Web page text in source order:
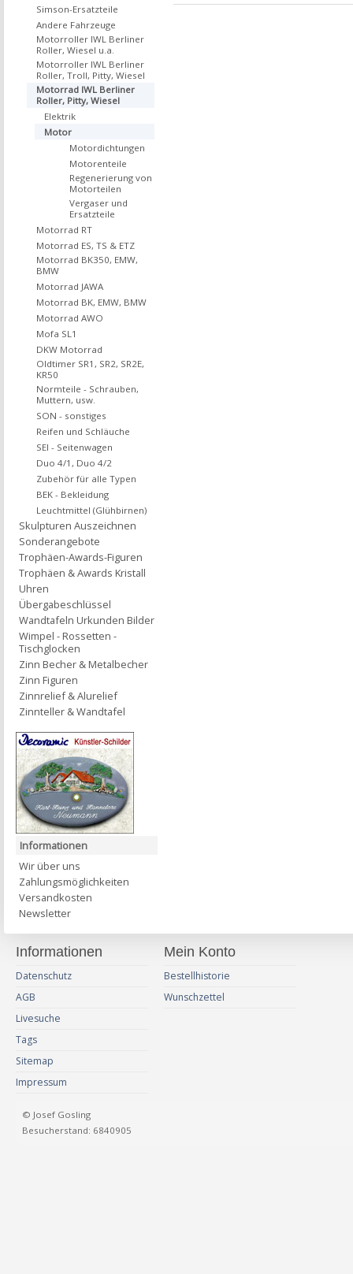
Simson-Ersatzteile
Andere Fahrzeuge
Motorroller IWL Berliner
Roller, Wiesel u.a.
Motorroller IWL Berliner
Roller, Troll, Pitty, Wiesel
Motorrad IWL Berliner
Roller, Pitty, Wiesel
Elektrik
Motor
Motordichtungen
Motorenteile
Regenerierung von
Motorteilen
Vergaser und
Ersatzteile
Motorrad RT
Motorrad ES, TS & ETZ
Motorrad BK350, EMW,
BMW
Motorrad JAWA
Motorrad BK, EMW, BMW
Motorrad AWO
Mofa SL1
DKW Motorrad
Oldtimer SR1, SR2, SR2E,
KR50
Normteile - Schrauben,
Muttern, usw.
SON - sonstiges
Reifen und Schläuche
SEI - Seitenwagen
Duo 4/1, Duo 4/2
Zubehör für alle Typen
BEK - Bekleidung
Leuchtmittel (Glühbirnen)
Skulpturen Auszeichnen
Sonderangebote
Trophäen-Awards-Figuren
Trophäen & Awards Kristall
Uhren
Übergabeschlüssel
Wandtafeln Urkunden Bilder
Wimpel - Rossetten -
Tischglocken
Zinn Becher & Metalbecher
Zinn Figuren
Zinnrelief & Alurelief
Zinnteller & Wandtafel
Informationen
Wir über uns
Zahlungsmöglichkeiten
Versandkosten
Newsletter
Informationen
Datenschutz
AGB
Livesuche
Tags
Sitemap
Impressum
Mein Konto
Bestellhistorie
Wunschzettel
© Josef Gosling
Besucherstand: 6840905